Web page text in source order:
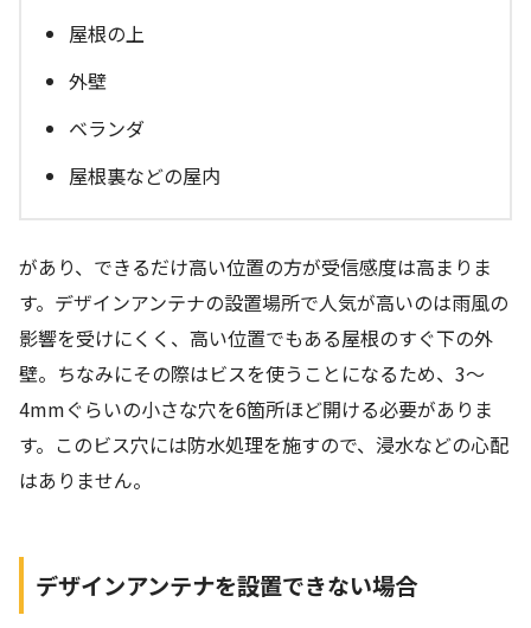
屋根の上
外壁
ベランダ
屋根裏などの屋内
があり、できるだけ高い位置の方が受信感度は高まりま
す。デザインアンテナの設置場所で人気が高いのは雨風の
影響を受けにくく、高い位置でもある屋根のすぐ下の外
壁。ちなみにその際はビスを使うことになるため、3〜
4mmぐらいの小さな穴を6箇所ほど開ける必要がありま
す。このビス穴には防水処理を施すので、浸水などの心配
はありません。
デザインアンテナを設置できない場合